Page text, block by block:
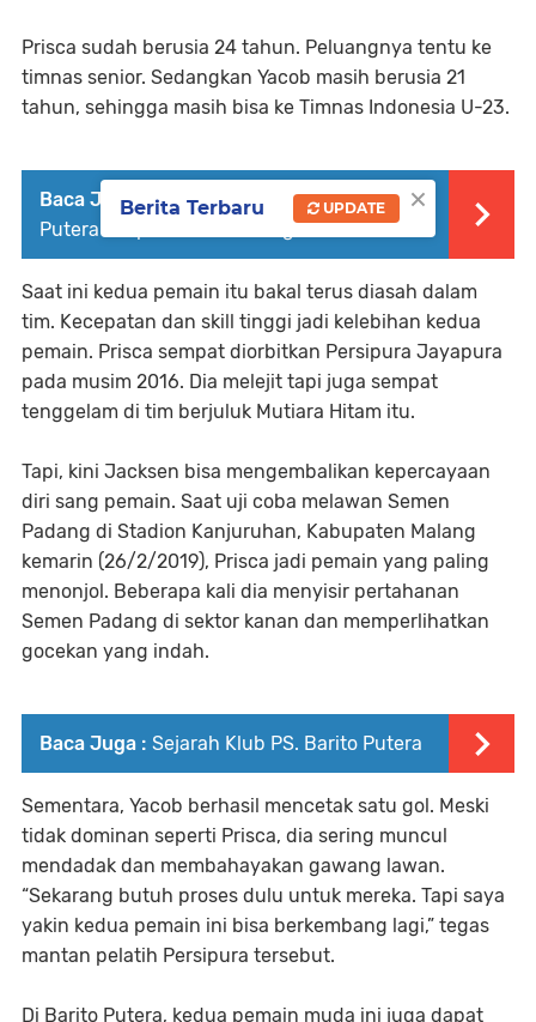
Prisca sudah berusia 24 tahun. Peluangnya tentu ke
timnas senior. Sedangkan Yacob masih berusia 21
tahun, sehingga masih bisa ke Timnas Indonesia U-23.
Baca Juga : Lawan Tira-Persikabo, Barito
Putera Tanpa 2 Pilar Penting
Saat ini kedua pemain itu bakal terus diasah dalam
tim. Kecepatan dan skill tinggi jadi kelebihan kedua
pemain. Prisca sempat diorbitkan Persipura Jayapura
pada musim 2016. Dia melejit tapi juga sempat
tenggelam di tim berjuluk Mutiara Hitam itu.
Tapi, kini Jacksen bisa mengembalikan kepercayaan
diri sang pemain. Saat uji coba melawan Semen
Padang di Stadion Kanjuruhan, Kabupaten Malang
kemarin (26/2/2019), Prisca jadi pemain yang paling
menonjol. Beberapa kali dia menyisir pertahanan
Semen Padang di sektor kanan dan memperlihatkan
gocekan yang indah.
Baca Juga : Sejarah Klub PS. Barito Putera
Sementara, Yacob berhasil mencetak satu gol. Meski
tidak dominan seperti Prisca, dia sering muncul
mendadak dan membahayakan gawang lawan.
“Sekarang butuh proses dulu untuk mereka. Tapi saya
yakin kedua pemain ini bisa berkembang lagi,” tegas
mantan pelatih Persipura tersebut.
Di Barito Putera, kedua pemain muda ini juga dapat
×
Berita Terbaru UPDATE